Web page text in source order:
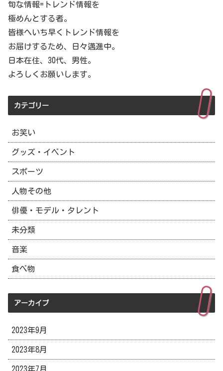
旬な情報=トレンド情報を
極めんとする者。
皆様へいち早くトレンド情報を
お届けするため、日々邁進中。
日本在住、30代、男性。
よろしくお願いします。
カテゴリー
お笑い
グッズ・イベント
スポーツ
人物その他
俳優・モデル・タレント
未分類
音楽
食べ物
アーカイブ
2023年9月
2023年8月
2023年7月